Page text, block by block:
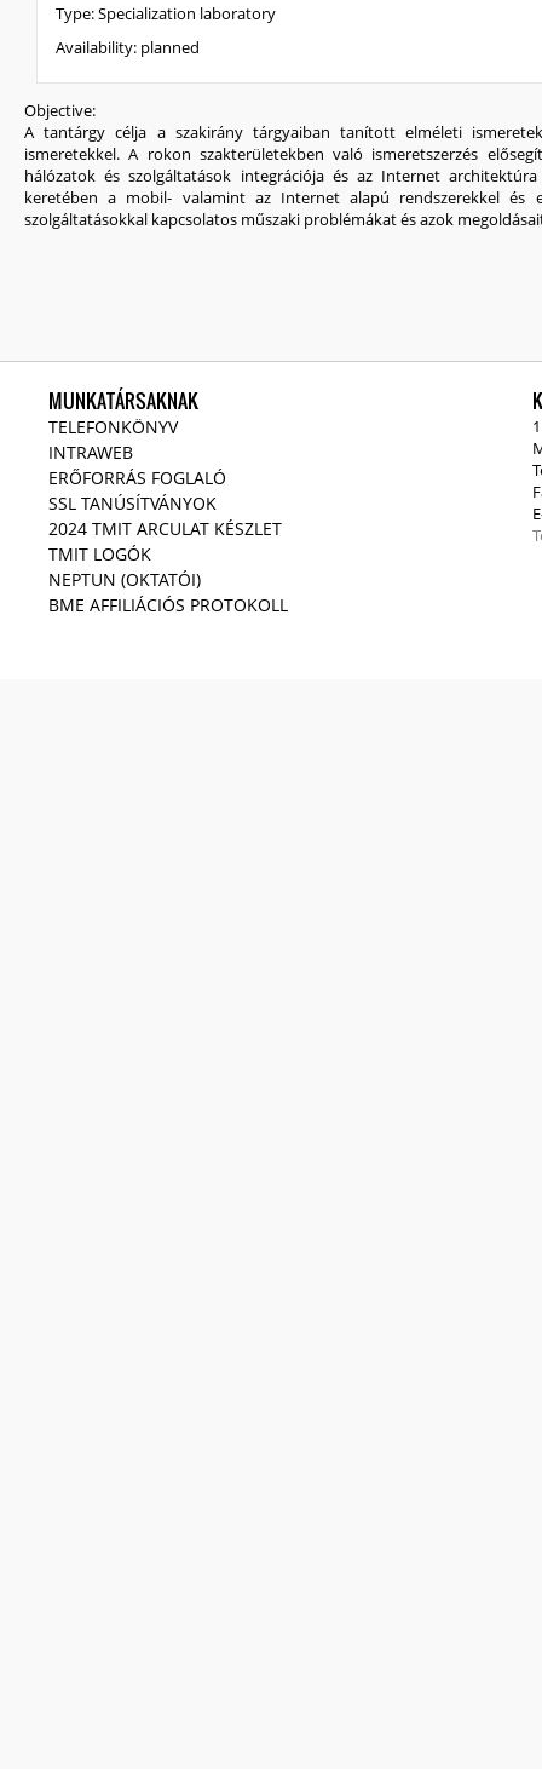
Type:Specialization laboratory
Availability: planned
Objective:
A tantárgy célja a szakirány tárgyaiban tanított elméleti
ismeretekkel. A rokon szakterületekben való ismeretszerzés
hálózatok és szolgáltatások integrációja és az Internet
keretében a mobil- valamint az Internet alapú rendszerekkel és
szolgáltatásokkal kapcsolatos műszaki problémákat és azok
MUNKATÁRSAKNAK
TELEFONKÖNYV
INTRAWEB
ERŐFORRÁS FOGLALÓ
SSL TANÚSÍTVÁNYOK
2024 TMIT ARCULAT KÉSZLET
TMIT LOGÓK
NEPTUN (OKTATÓI)
BME AFFILIÁCIÓS PROTOKOLL